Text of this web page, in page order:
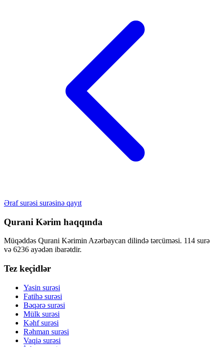
Əraf surəsi surəsinə qayıt
Qurani Kərim haqqında
Müqəddəs Qurani Kərimin Azərbaycan dilində tərcüməsi. 114 surə
və 6236 ayədən ibarətdir.
Tez keçidlər
Yasin surəsi
Fatihə surəsi
Bəqərə surəsi
Mülk surəsi
Kəhf surəsi
Rəhman surəsi
Vaqiə surəsi